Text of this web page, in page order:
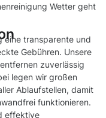
Wetter geht
eine transparente und
Gebühren. Unsere
zuverlässig
legen wir großen
Ablaufstellen, damit
funktionieren.
effektive